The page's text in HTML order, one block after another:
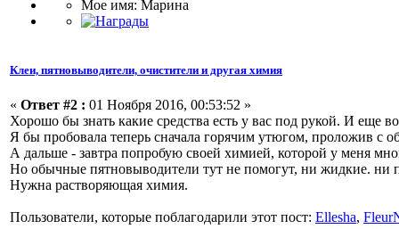
Мое имя: Марина
Клеи, пятновыводители, очистители и другая химия
« Ответ #2 : 01 Ноября 2016, 00:53:52 »
Хорошо бы знать какие средства есть у вас под рукой. И еще
Я бы пробовала теперь сначала горячим утюгом, проложив с
А дальше - завтра попробую своей химией, которой у меня
Но обычные пятновыводители тут не помогут, ни жидкие. ни
Нужна растворяющая химия.
Пользователи, которые поблагодарили этот пост: Ellesha,